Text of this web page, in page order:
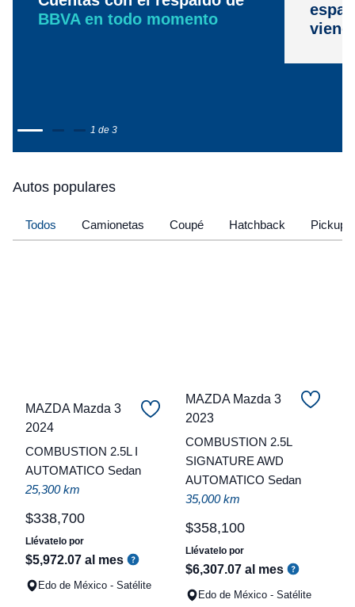
BBVA en todo momento
1 de 3
Autos populares
Todos Camionetas Coupé Hatchback Pickup
MAZDA Mazda 3
2024
COMBUSTION 2.5L I
AUTOMATICO Sedan
25,300 km
$338,700
Llévatelo por
$5,972.07 al mes
Edo de México - Satélite
MAZDA Mazda 3
2023
COMBUSTION 2.5L
SIGNATURE AWD
AUTOMATICO Sedan
35,000 km
$358,100
Llévatelo por
$6,307.07 al mes
Edo de México - Satélite